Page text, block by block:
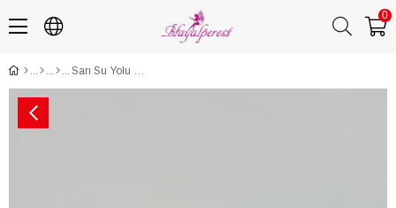
0
Sarı Su Yolu Kurdele 4 cm